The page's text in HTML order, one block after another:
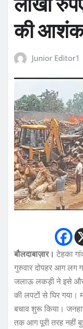
की
Junior Editor1
बौलदाबाज़ार। टेहका
गुरुवार दोपहर आग लग
जलाऊ लकड़ी ने इसे और
की लपटों से घिर
बचाव शुरू किया।
तक आग पूरी तरह नहीं